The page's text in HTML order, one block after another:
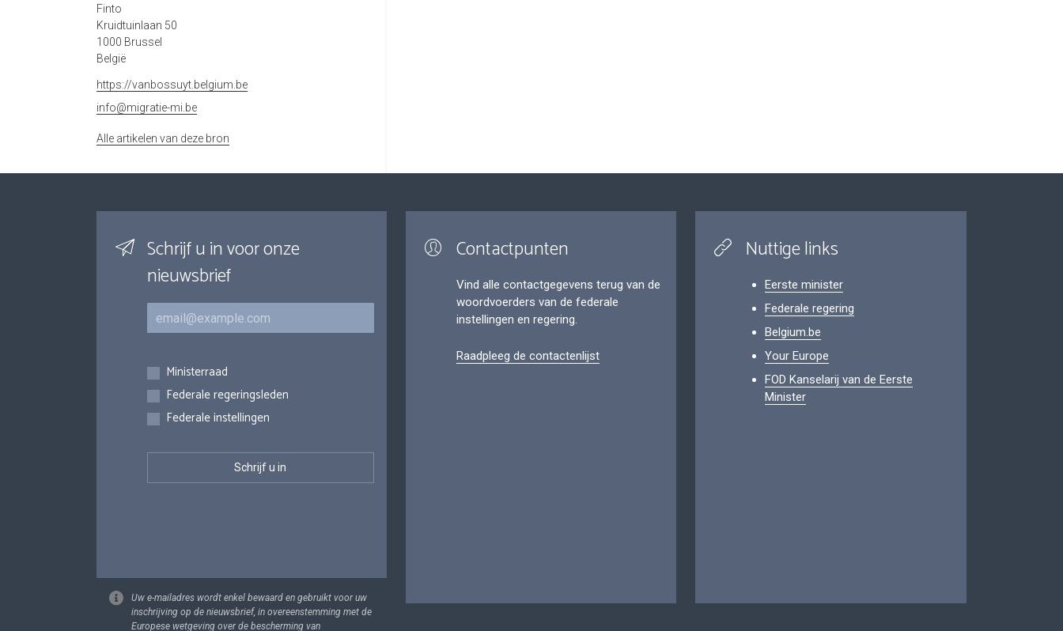
Finto
Kruidtuinlaan 50
1000 Brussel
België
https://vanbossuyt.belgium.be
info@migratie-mi.be
Alle artikelen van deze bron
Schrijf u in voor onze
nieuwsbrief
E-mail
Inschrijvingen
Ministerraad
Federale regeringsleden
Federale instellingen
Uw e-mailadres wordt enkel bewaard en gebruikt voor uw
inschrijving op de nieuwsbrief, in overeenstemming met de
Europese wetgeving over de bescherming van
Contactpunten
Vind alle contactgegevens terug van de
woordvoerders van de federale
instellingen en regering.
Raadpleeg de contactenlijst
Nuttige links
Eerste minister
Federale regering
Belgium.be
Your Europe
FOD Kanselarij van de Eerste
Minister